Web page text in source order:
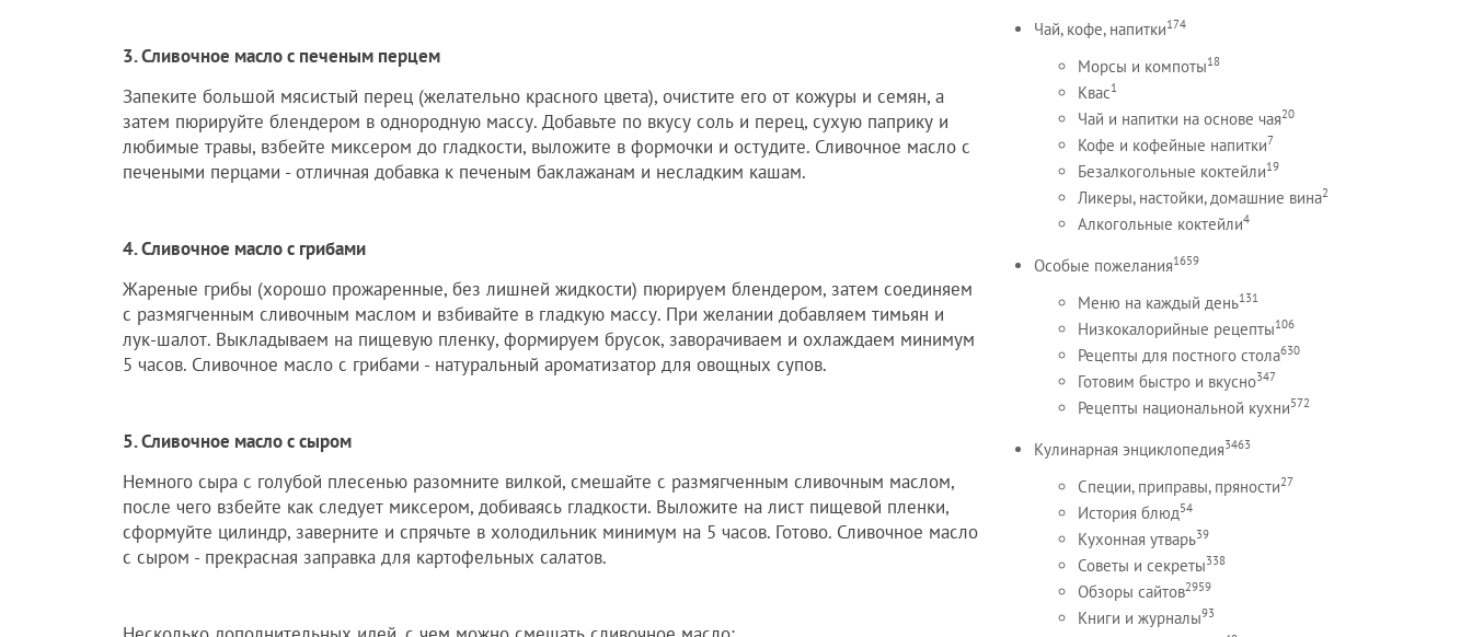
3. Сливочное масло с печеным перцем
Запеките большой мясистый перец (желательно красного цвета), очистите его от кожуры и семян, а
затем пюрируйте блендером в однородную массу. Добавьте по вкусу соль и перец, сухую паприку и
любимые травы, взбейте миксером до гладкости, выложите в формочки и остудите. Сливочное масло с
печеными перцами - отличная добавка к печеным баклажанам и несладким кашам.
4. Сливочное масло с грибами
Жареные грибы (хорошо прожаренные, без лишней жидкости) пюрируем блендером, затем соединяем
с размягченным сливочным маслом и взбивайте в гладкую массу. При желании добавляем тимьян и
лук-шалот. Выкладываем на пищевую пленку, формируем брусок, заворачиваем и охлаждаем минимум
5 часов. Сливочное масло с грибами - натуральный ароматизатор для овощных супов.
5. Сливочное масло с сыром
Немного сыра с голубой плесенью разомните вилкой, смешайте с размягченным сливочным маслом,
после чего взбейте как следует миксером, добиваясь гладкости. Выложите на лист пищевой пленки,
сформуйте цилиндр, заверните и спрячьте в холодильник минимум на 5 часов. Готово. Сливочное масло
с сыром - прекрасная заправка для картофельных салатов.
Чай, кофе, напитки174
Морсы и компоты18
Квас1
Чай и напитки на основе чая20
Кофе и кофейные напитки7
Безалкогольные коктейли19
Ликеры, настойки, домашние вина2
Алкогольные коктейли4
Особые пожелания1659
Меню на каждый день131
Низкокалорийные рецепты106
Рецепты для постного стола630
Готовим быстро и вкусно347
Рецепты национальной кухни572
Кулинарная энциклопедия3463
Специи, приправы, пряности27
История блюд54
Кухонная утварь39
Советы и секреты338
Обзоры сайтов2959
Книги и журналы93